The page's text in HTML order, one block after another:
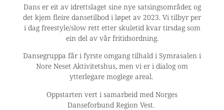
Dans er eit av idrettslaget sine nye satsingsområder, og
det kjem fleire dansetilbod i løpet av 2023. Vi tilbyr per
i dag freestyle/slow rett etter skuletid kvar tirsdag som
ein del av vår fritidsordning.
Dansegruppa får i fyrste omgang tilhald i Symrasalen i
Nore Neset Aktivitetshus, men vi er i dialog om
ytterlegare moglege areal.
Oppstarten vert i samarbeid med Norges
Danseforbund Region Vest.